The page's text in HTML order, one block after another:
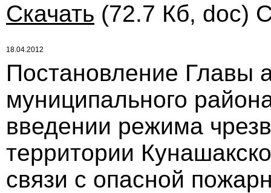
Скачать (72.7 Кб, doc)
18.04.2012
Постановление Главы
муниципального
введении режима
территории
связи с опасной